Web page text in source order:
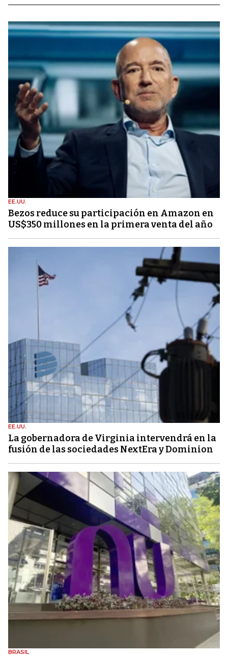
EE.UU.
Bezos reduce su participación en Amazon en
US$350 millones en la primera venta del año
EE.UU.
La gobernadora de Virginia intervendrá en la
fusión de las sociedades NextEra y Dominion
BRASIL